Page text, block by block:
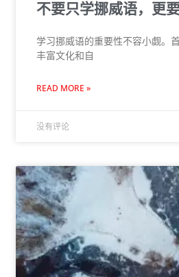
不要只学挪威语，更
学习挪威语的重要性不容小觑。
丰富文化和自
READ MORE »
没有评论